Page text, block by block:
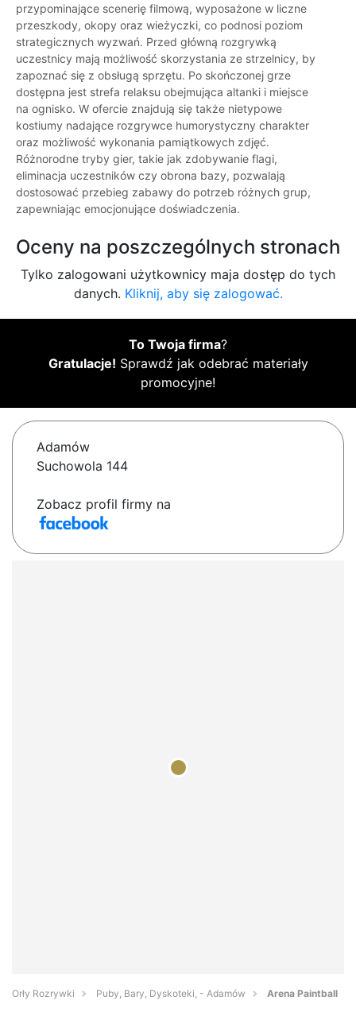
przypominające scenerię filmową, wyposażone w liczne
przeszkody, okopy oraz wieżyczki, co podnosi poziom
strategicznych wyzwań. Przed główną rozgrywką
uczestnicy mają możliwość skorzystania ze strzelnicy, by
zapoznać się z obsługą sprzętu. Po skończonej grze
dostępna jest strefa relaksu obejmująca altanki i miejsce
na ognisko. W ofercie znajdują się także nietypowe
kostiumy nadające rozgrywce humorystyczny charakter
oraz możliwość wykonania pamiątkowych zdjęć.
Różnorodne tryby gier, takie jak zdobywanie flagi,
eliminacja uczestników czy obrona bazy, pozwalają
dostosować przebieg zabawy do potrzeb różnych grup,
zapewniając emocjonujące doświadczenia.
Oceny na poszczególnych stronach
Tylko zalogowani użytkownicy maja dostęp do tych
danych. Kliknij, aby się zalogować.
To Twoja firma?
Gratulacje! Sprawdź jak odebrać materiały
promocyjne!
Adamów
Suchowola 144
Zobacz profil firmy na
Orły Rozrywki Puby, Bary, Dyskoteki, - Adamów Arena Paintball